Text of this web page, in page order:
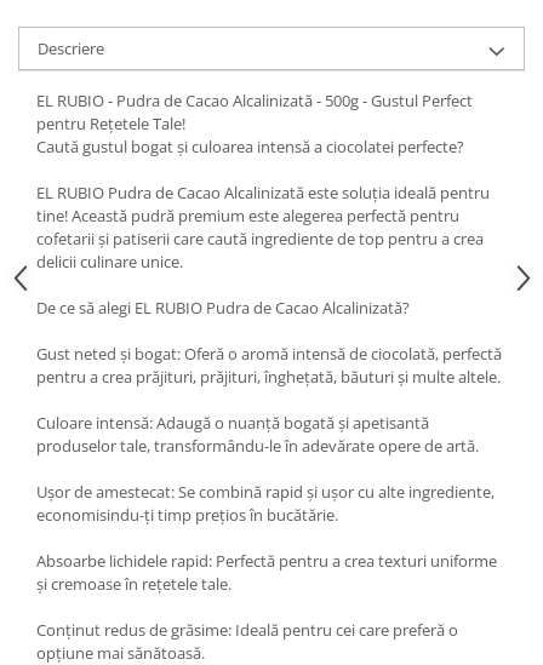
Descriere
EL RUBIO - Pudra de Cacao Alcalinizată - 500g - Gustul Perfect
pentru Rețetele Tale!
Caută gustul bogat și culoarea intensă a ciocolatei perfecte?
EL RUBIO Pudra de Cacao Alcalinizată este soluția ideală pentru
tine! Această pudră premium este alegerea perfectă pentru
cofetarii și patiserii care caută ingrediente de top pentru a crea
delicii culinare unice.
De ce să alegi EL RUBIO Pudra de Cacao Alcalinizată?
Gust neted și bogat: Oferă o aromă intensă de ciocolată, perfectă
pentru a crea prăjituri, prăjituri, înghețată, băuturi și multe altele.
Culoare intensă: Adaugă o nuanță bogată și apetisantă
produselor tale, transformându-le în adevărate opere de artă.
Ușor de amestecat: Se combină rapid și ușor cu alte ingrediente,
economisindu-ți timp prețios în bucătărie.
Absoarbe lichidele rapid: Perfectă pentru a crea texturi uniforme
și cremoase în rețetele tale.
Conținut redus de grăsime: Ideală pentru cei care preferă o
opțiune mai sănătoasă.